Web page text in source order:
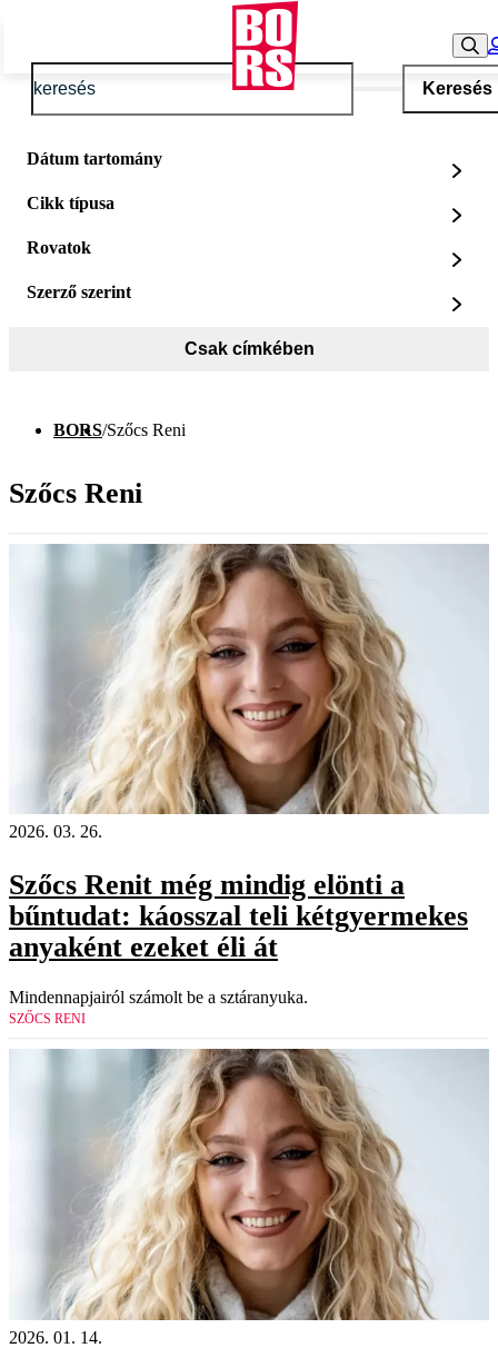
Keresés
Dátum tartomány
Cikk típusa
Rovatok
Szerző szerint
Csak címkében
BORS/Szőcs Reni
Szőcs Reni
2026. 03. 26.
Szőcs Renit még mindig elönti a
bűntudat: káosszal teli kétgyermekes
anyaként ezeket éli át
Mindennapjairól számolt be a sztáranyuka.
SZŐCS RENI
2026. 01. 14.